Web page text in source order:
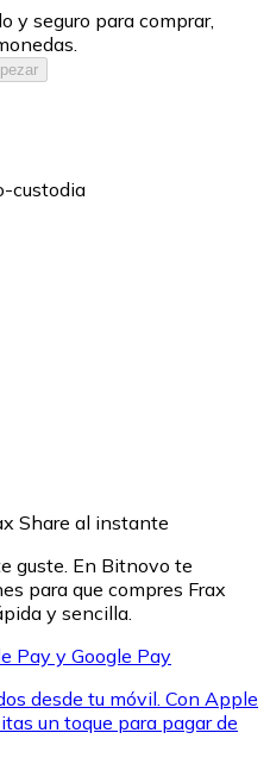
y seguro para comprar,
custodia
Share al instante
guste. En Bitnovo te
para que compres Frax
y sencilla.
Pay y Google Pay
desde tu móvil. Con Apple
un toque para pagar de